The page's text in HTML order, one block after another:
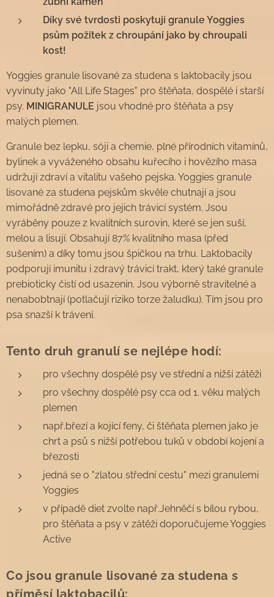
Díky své tvrdosti poskytují granule Yoggies
psům požitek z chroupání jako by chroupali
kost!
Yoggies granule lisované za studena s laktobacily jsou
vyvinuty jako "All Life Stages" pro štěňata, dospělé i starší
psy. MINIGRANULE jsou vhodné pro štěňata a psy
malých plemen.
Granule bez lepku, sóji a chemie, plné přírodních vitamínů,
bylinek a vyváženého obsahu kuřecího i hovězího masa
udržují zdraví a vitalitu vašeho pejska. Yoggies granule
lisované za studena pejskům skvěle chutnají a jsou
mimořádně zdravé pro jejich trávicí systém. Jsou
vyráběny pouze z kvalitních surovin, které se jen suší,
melou a lisují. Obsahují 87% kvalitního masa (před
sušením) a díky tomu jsou špičkou na trhu. Laktobacily
podporují imunitu i zdravý trávicí trakt, který také granule
prebioticky čistí od usazenin. Jsou výborně stravitelné a
nenabobtnají (potlačují riziko torze žaludku). Tím jsou pro
psa snazší k trávení.
Tento druh granulí se nejlépe hodí:
pro všechny dospělé psy ve střední a nižší zátěži
pro všechny dospělé psy cca od 1. věku malých
plemen
např.březí a kojící feny, či štěňata plemen jako je
chrt a psů s nižší potřebou tuků v období kojení a
březosti
jedná se o "zlatou střední cestu" mezi granulemi
Yoggies
v případě diet zvolte např.Jehněčí s bílou rybou,
pro štěňata a psy v zátěži doporučujeme Yoggies
Active
Co jsou granule lisované za studena s
příměsí laktobacilů: